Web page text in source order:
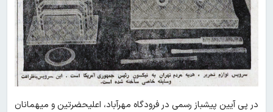
در پی آیین پیشباز رسمی در فرودگاه مهرآباد، اعلیحضرتین و میهمانان